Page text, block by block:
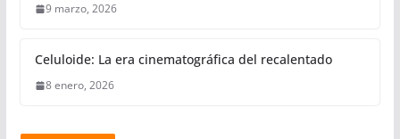
9 marzo, 2026
Celuloide: La era cinematográfica del recalentado
8 enero, 2026